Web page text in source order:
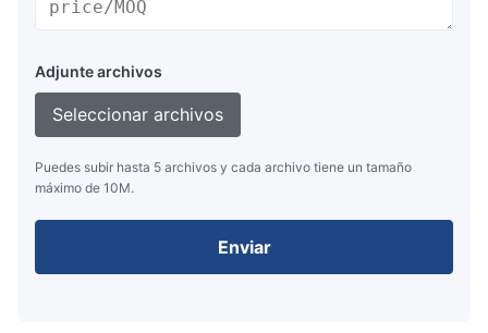
Adjunte archivos
Seleccionar archivos
Puedes subir hasta 5 archivos y cada archivo tiene un tamaño
máximo de 10M.
Enviar